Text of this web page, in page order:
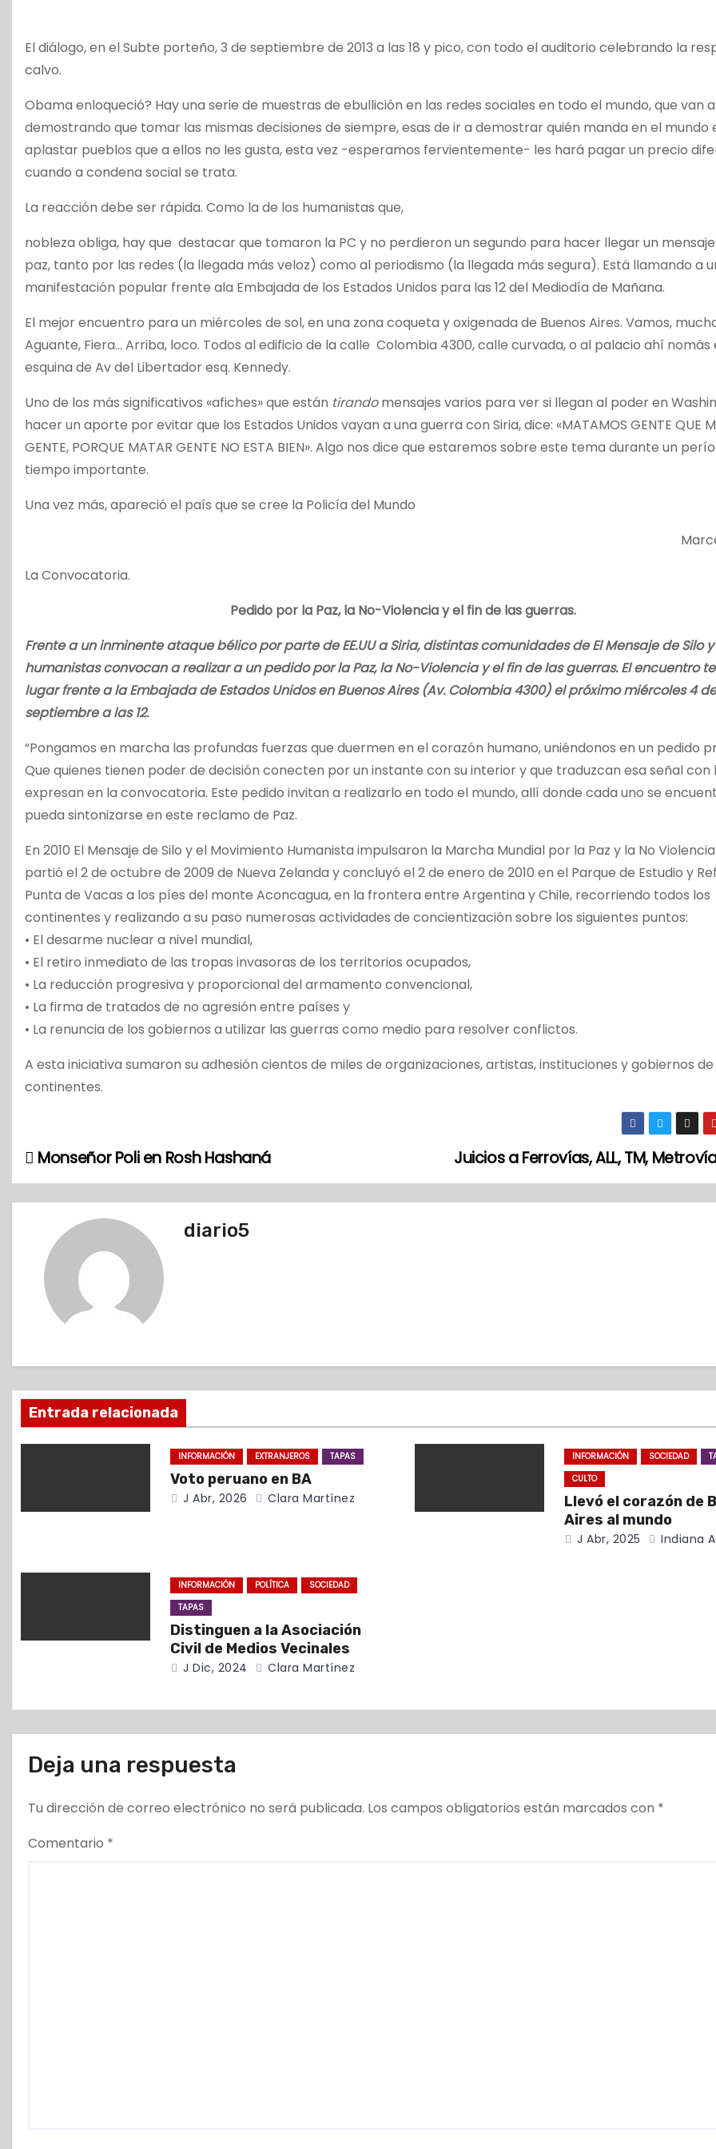
El diálogo, en el Subte porteño, 3 de septiembre de 2013 a las 18 y pico, con todo el auditorio celebrando la
calvo.
Obama enloqueció? Hay una serie de muestras de ebullición en las redes sociales en todo el mundo, que van
demostrando que tomar las mismas decisiones de siempre, esas de ir a demostrar quién manda en el mundo
aplastar pueblos que a ellos no les gusta, esta vez -esperamos fervientemente- les hará pagar un precio
cuando a condena social se trata.
La reacción debe ser rápida. Como la de los humanistas que,
nobleza obliga, hay que destacar que tomaron la PC y no perdieron un segundo para hacer llegar un
paz, tanto por las redes (la llegada más veloz) como al periodismo (la llegada más segura). Está llamando a
manifestación popular frente ala Embajada de los Estados Unidos para las 12 del Mediodía de Mañana.
El mejor encuentro para un miércoles de sol, en una zona coqueta y oxigenada de Buenos Aires. Vamos,
Aguante, Fiera… Arriba, loco. Todos al edificio de la calle Colombia 4300, calle curvada, o al palacio ahí nomás
esquina de Av del Libertador esq. Kennedy.
Uno de los más significativos «afiches» que están tirandomensajes varios para ver si llegan al poder en
hacer un aporte por evitar que los Estados Unidos vayan a una guerra con Siria, dice: «MATAMOS GENTE QUE
GENTE, PORQUE MATAR GENTE NO ESTA BIEN». Algo nos dice que estaremos sobre este tema durante un
tiempo importante.
Una vez más, apareció el país que se cree la Policía del Mundo
La Convocatoria.
Pedido por la Paz, la No-Violencia y el fin de las guerras.
Frente a un inminente ataque bélico por parte de EE.UU a Siria, distintas comunidades de El Mensaje de Silo
humanistas convocan a realizar a un pedido por la Paz, la No-Violencia y el fin de las guerras. El encuentro
lugar frente a la Embajada de Estados Unidos en Buenos Aires (Av. Colombia 4300) el próximo miércoles 4 de
septiembre a las 12.
“Pongamos en marcha las profundas fuerzas que duermen en el corazón humano, uniéndonos en un pedido
Que quienes tienen poder de decisión conecten por un instante con su interior y que traduzcan esa señal con
expresan en la convocatoria. Este pedido invitan a realizarlo en todo el mundo, allí donde cada uno se
pueda sintonizarse en este reclamo de Paz.
En 2010 El Mensaje de Silo y el Movimiento Humanista impulsaron la Marcha Mundial por la Paz y la No
partió el 2 de octubre de 2009 de Nueva Zelanda y concluyó el 2 de enero de 2010 en el Parque de Estudio y
Punta de Vacas a los píes del monte Aconcagua, en la frontera entre Argentina y Chile, recorriendo todos los
continentes y realizando a su paso numerosas actividades de concientización sobre los siguientes puntos:
• El desarme nuclear a nivel mundial,
• El retiro inmediato de las tropas invasoras de los territorios ocupados,
• La reducción progresiva y proporcional del armamento convencional,
• La firma de tratados de no agresión entre países y
• La renuncia de los gobiernos a utilizar las guerras como medio para resolver conflictos.
A esta iniciativa sumaron su adhesión cientos de miles de organizaciones, artistas, instituciones y gobiernos
continentes.
N
a
c
i
ó
e
t
d
a
s
Juicios a Ferrovías, ALL, TM,
Monseñor Poli en Rosh Hashaná
diario5
Entrada relacionada
INFORMACIÓN EXTRANJEROS TAPAS
Voto peruano en BA
J Abr, 2026 Clara Martínez
INFORMACIÓN SOCIEDAD
CULTO
Llevó el corazón de
Aires al mundo
J Abr, 2025 Indiana
INFORMACIÓN POLÍTICA
SOCIEDAD
TAPAS
Distinguen a la Asociación
Civil de Medios Vecinales
J Dic, 2024 Clara Martínez
Deja una respuesta
Tu dirección de correo electrónico no será publicada. Los campos obligatorios están marcados con *
Comentario *